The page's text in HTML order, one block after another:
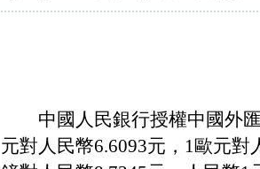
中國人民銀行授權中國外
元對人民幣6.6093元，1歐元對